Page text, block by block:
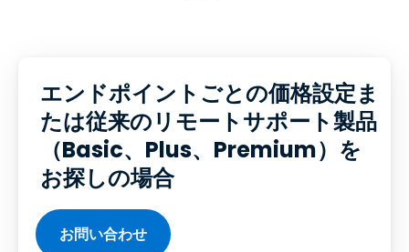
エンドポイントごとの価格設定ま
たは従来のリモートサポート製品
（Basic、Plus、Premium）を
お探しの場合
お問い合わせ